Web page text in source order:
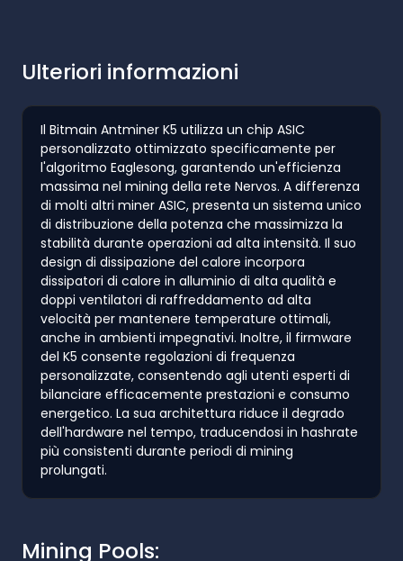
Ulteriori informazioni
Il Bitmain Antminer K5 utilizza un chip ASIC
personalizzato ottimizzato specificamente per
l'algoritmo Eaglesong, garantendo un'efficienza
massima nel mining della rete Nervos. A differenza
di molti altri miner ASIC, presenta un sistema unico
di distribuzione della potenza che massimizza la
stabilità durante operazioni ad alta intensità. Il suo
design di dissipazione del calore incorpora
dissipatori di calore in alluminio di alta qualità e
doppi ventilatori di raffreddamento ad alta
velocità per mantenere temperature ottimali,
anche in ambienti impegnativi. Inoltre, il firmware
del K5 consente regolazioni di frequenza
personalizzate, consentendo agli utenti esperti di
bilanciare efficacemente prestazioni e consumo
energetico. La sua architettura riduce il degrado
dell'hardware nel tempo, traducendosi in hashrate
più consistenti durante periodi di mining
prolungati.
Mining Pools: